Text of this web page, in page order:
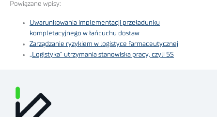
Powiązane wpisy:
Uwarunkowania implementacji przeładunku
kompletacyjnego w łańcuchu dostaw
Zarządzanie ryzykiem w logistyce farmaceutycznej
„Logistyka” utrzymania stanowiska pracy, czyli 5S